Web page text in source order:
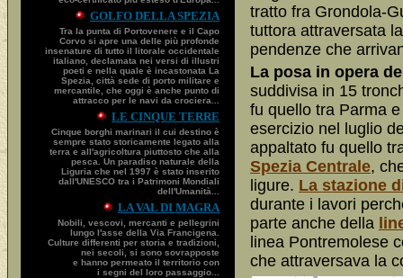
GOLFO DELLA SPEZIA
Tra la punta di Portovenere e il Capo
Corvo si apre una delle più profonde
insenature di tutto il litorale occidentale
italiano, declamata nei versi di illustri
poeti e nella quale è incastonata La
Spezia, città sede di porto militare e
mercantile, che oggi è anche punto di
attracco per le navi da crociera...
LE CINQUE TERRE
Cinque borghi marinari il cui destino è
sempre stato storicamente legato alla
terra e all'agricoltura piuttosto che alla
pesca. Un paradiso naturale della
Liguria che nel 1997 è stato inserito
dall'UNESCO tra i Patrimoni Mondiali
dell'Umanità...
LA VAL DI MAGRA
Nobili, vescovi, mercanti e pellegrini
lungo l'asse della Via Francigena.
Culture differenti per storia e tradizioni,
nei secoli, si sono sovrapposte
e hanno permeato il territorio con
i segni del loro passaggio...
tratto fra Grondola-
tuttora attraversata
pendenze che
La posa in opera
suddivisa in 15
fu quello tra Parma
esercizio nel luglio
appaltato fu quello
Spezia Centrale,
ligure. La stazione
durante i lavori
parte anche della
linea Pontremolese
che attraversava la